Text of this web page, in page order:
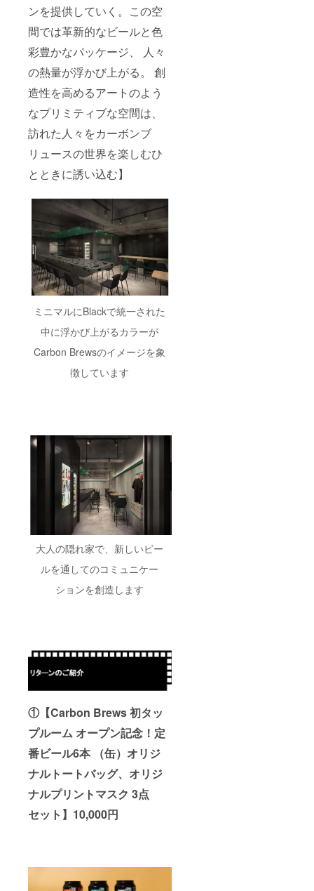
ンを提供していく。この空
間では革新的なビールと色
彩豊かなパッケージ、 人々
の熱量が浮かび上がる。 創
造性を高めるアートのよう
なプリミティブな空間は、
訪れた人々をカーボンブ
リュースの世界を楽しむひ
とときに誘い込む】
ミニマルにBlackで統一された
中に浮かび上がるカラーが
Carbon Brewsのイメージを象
徴しています
大人の隠れ家で、新しいビー
ルを通してのコミュニケー
ションを創造します
①【Carbon Brews 初タッ
プルーム オープン記念！定
番ビール6本 （缶） オリジ
ナルトートバッグ、オリジ
ナルプリントマスク 3点
セット】 10,000円